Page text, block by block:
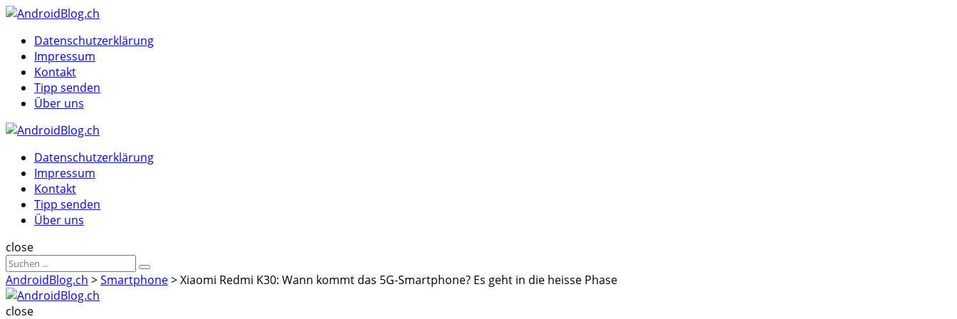
Menu
MenuDatenschutzerklärung
Impressum
Kontakt
Tipp senden
Über uns
Datenschutzerklärung
Impressum
Kontakt
Tipp senden
Über uns
Suche
close
Sucheergebnisse
für
Suche
AndroidBlog.ch >Smartphone>Xiaomi Redmi K30: Wann kommt das 5G-Smartphone? Es geht in die heisse Phase
close